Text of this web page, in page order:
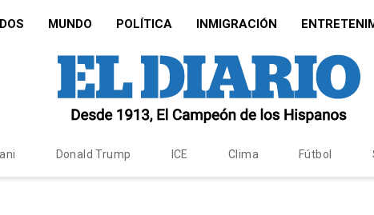
MUNDO POLÍTICA INMIGRACIÓN
Donald Trump ICE Clima Fútbol